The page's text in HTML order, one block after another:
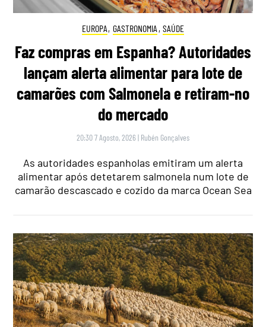
EUROPA, GASTRONOMIA , SAÚDE
Faz compras em Espanha? Autoridades
lançam alerta alimentar para lote de
camarões com Salmonela e retiram-no
do mercado
20:30 7 Agosto, 2026 | Rubén Gonçalves
As autoridades espanholas emitiram um alerta
alimentar após detetarem salmonela num lote de
camarão descascado e cozido da marca Ocean Sea